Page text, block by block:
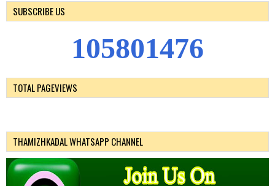
SUBSCRIBE US
105801476
TOTAL PAGEVIEWS
THAMIZHKADAL WHATSAPP CHANNEL